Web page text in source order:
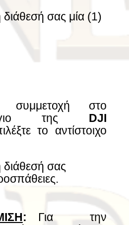
διάθεσή σας μία (1)
συμμετοχή στο
της DJI
το αντίστοιχο
διάθεσή σας
:
Για την